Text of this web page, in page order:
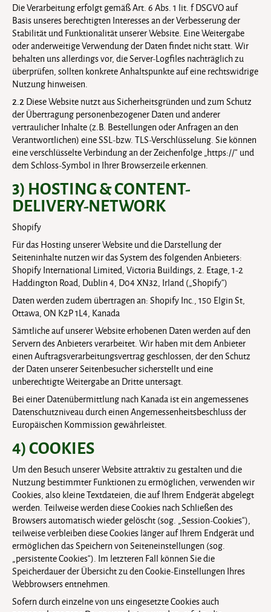
Die Verarbeitung erfolgt gemäß Art. 6 Abs. 1 lit. f DSGVO auf
Basis unseres berechtigten Interesses an der Verbesserung der
Stabilität und Funktionalität unserer Website. Eine Weitergabe
oder anderweitige Verwendung der Daten findet nicht statt. Wir
behalten uns allerdings vor, die Server-Logfiles nachträglich zu
überprüfen, sollten konkrete Anhaltspunkte auf eine rechtswidrige
Nutzung hinweisen.
2.2 Diese Website nutzt aus Sicherheitsgründen und zum Schutz
der Übertragung personenbezogener Daten und anderer
vertraulicher Inhalte (z.B. Bestellungen oder Anfragen an den
Verantwortlichen) eine SSL-bzw. TLS-Verschlüsselung. Sie können
eine verschlüsselte Verbindung an der Zeichenfolge „https://“ und
dem Schloss-Symbol in Ihrer Browserzeile erkennen.
3) HOSTING & CONTENT-
DELIVERY-NETWORK
Shopify
Für das Hosting unserer Website und die Darstellung der
Seiteninhalte nutzen wir das System des folgenden Anbieters:
Shopify International Limited, Victoria Buildings, 2. Etage, 1-2
Haddington Road, Dublin 4, D04 XN32, Irland („Shopify“)
Daten werden zudem übertragen an: Shopify Inc., 150 Elgin St,
Ottawa, ON K2P 1L4, Kanada
Sämtliche auf unserer Website erhobenen Daten werden auf den
Servern des Anbieters verarbeitet. Wir haben mit dem Anbieter
einen Auftragsverarbeitungsvertrag geschlossen, der den Schutz
der Daten unserer Seitenbesucher sicherstellt und eine
unberechtigte Weitergabe an Dritte untersagt.
Bei einer Datenübermittlung nach Kanada ist ein angemessenes
Datenschutzniveau durch einen Angemessenheitsbeschluss der
Europäischen Kommission gewährleistet.
4) COOKIES
Um den Besuch unserer Website attraktiv zu gestalten und die
Nutzung bestimmter Funktionen zu ermöglichen, verwenden wir
Cookies, also kleine Textdateien, die auf Ihrem Endgerät abgelegt
werden. Teilweise werden diese Cookies nach Schließen des
Browsers automatisch wieder gelöscht (sog. „Session-Cookies“),
teilweise verbleiben diese Cookies länger auf Ihrem Endgerät und
ermöglichen das Speichern von Seiteneinstellungen (sog.
„persistente Cookies“). Im letzteren Fall können Sie die
Speicherdauer der Übersicht zu den Cookie-Einstellungen Ihres
Webbrowsers entnehmen.
Sofern durch einzelne von uns eingesetzte Cookies auch